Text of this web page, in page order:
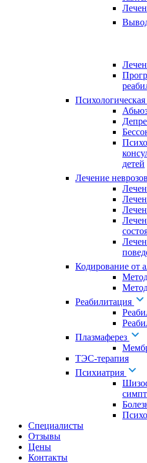
детей
Лечение неврозов
Кодирование от
Реабилитация
Плазмаферез
ТЭС-терапия
Психиатрия
Специалисты
Отзывы
Цены
Контакты